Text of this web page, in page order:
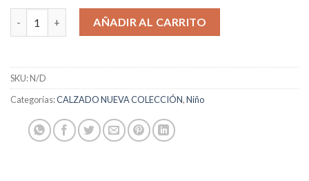
DEPORTIVA PABLOSKY cantidad
AÑADIR AL CARRITO
SKU:N/D
Categorías:CALZADO NUEVA COLECCIÓN,Niño